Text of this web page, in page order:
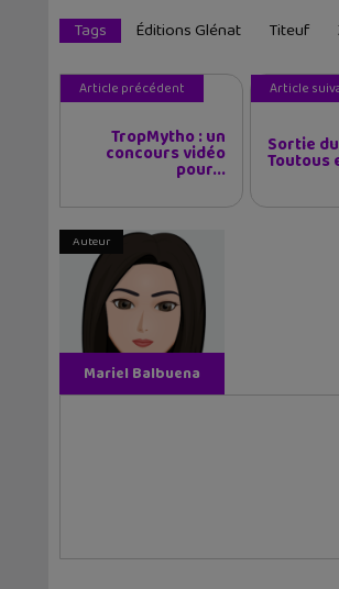
Tags Éditions Glénat Titeuf
Article précédent
TropMytho : un
concours vidéo
pour...
Article
Sortie
Toutous
Auteur
Mariel Balbuena